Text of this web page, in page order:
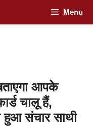
Menu
आपके
चालू हैं,
हुआ संचार साथी